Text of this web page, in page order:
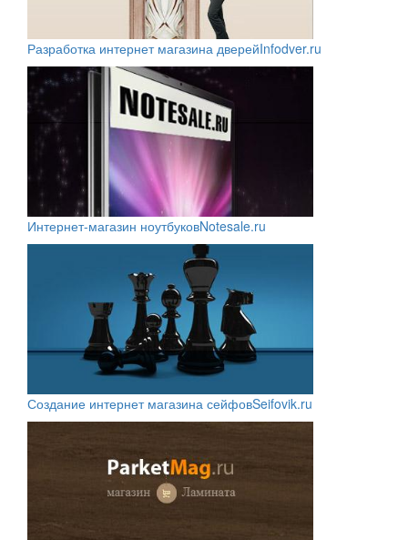
Разработка интернет магазина дверейInfodver.ru
Интернет-магазин ноутбуковNotesale.ru
Создание интернет магазина сейфовSeifovik.ru